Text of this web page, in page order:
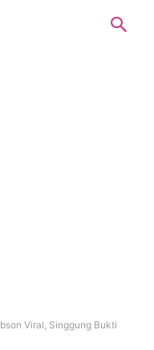
Viral, Singgung Bukti